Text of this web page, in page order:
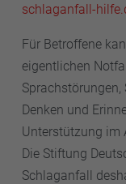
schlaganfall-
Für Betroffene
eigentlichen
Denken und
Unterstützung im
Die Stiftung
Schlaganfall